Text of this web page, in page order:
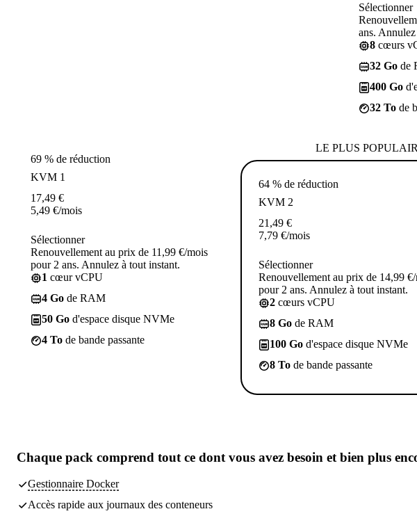
Sélectionner
ans.
8 cœurs
32 Go de
400 Go
32 To de
69 % de réduction
KVM 1
17,49 €
5,49 €/mois
Sélectionner
Renouvellement au prix de 11,99 €/mois
pour 2 ans. Annulez à tout instant.
1 cœur vCPU
4 Go de RAM
50 Go d'espace disque NVMe
4 To de bande passante
LE PLUS
64 % de réduction
KVM 2
21,49 €
7,79 €/mois
Sélectionner
Renouvellement au prix de 14,99
pour 2 ans. Annulez à tout instant.
2 cœurs vCPU
8 Go de RAM
100 Go d'espace disque NVMe
8 To de bande passante
Chaque pack comprend tout ce dont vous avez besoin et bien plus
Gestionnaire Docker
Accès rapide aux journaux des conteneurs